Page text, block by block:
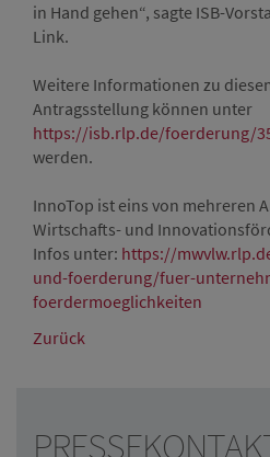
in Hand gehen“, sagte ISB-
Link.
Weitere Informationen zu
Antragsstellung können unter
https://isb.rlp.de/foerderung/
werden.
InnoTop ist eins von mehreren
Wirtschafts- und
Infos unter: https://
und-foerderung/fuer-
foerdermoeglichkeiten
Zurück